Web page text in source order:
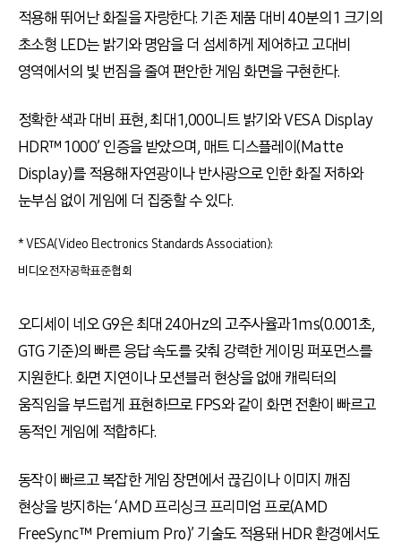
적용해 뛰어난 화질을 자랑한다. 기존 제품 대비 40분의 1 크기의
초소형 LED는 밝기와 명암을 더 섬세하게 제어하고 고대비
영역에서의 빛 번짐을 줄여 편안한 게임 화면을 구현한다.
정확한 색과 대비 표현,최대1,000니트 밝기와VESA Display
HDR™1000’ 인증을 받았으며, 매트 디스플레이(Matte
Display)를 적용해 자연광이나 반사광으로 인한 화질 저하와
눈부심 없이 게임에 더 집중할 수 있다.
* VESA(Video Electronics Standards Association):
비디오전자공학표준협회
오디세이 네오G9은 최대 240Hz의 고주사율과1ms(0.001초,
GTG 기준)의 빠른 응답 속도를 갖춰 강력한 게이밍 퍼포먼스를
지원한다. 화면 지연이나 모션블러 현상을 없애 캐릭터의
움직임을 부드럽게 표현하므로FPS와 같이 화면 전환이 빠르고
동적인 게임에 적합하다.
동작이 빠르고 복잡한 게임 장면에서 끊김이나 이미지 깨짐
현상을 방지하는 ‘AMD프리싱크 프리미엄 프로(AMD
FreeSync™ Premium Pro)’ 기술도 적용돼 HDR환경에서도